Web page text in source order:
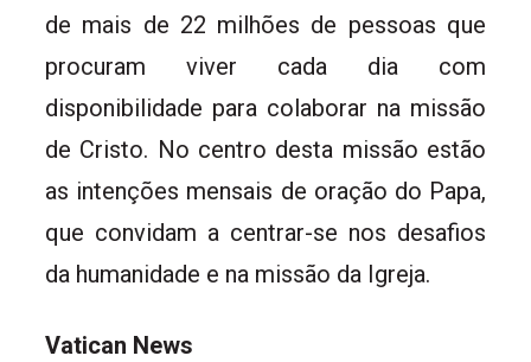
de mais de 22 milhões de pessoas que
procuram viver cada dia com
disponibilidade para colaborar na missão
de Cristo. No centro desta missão estão
as intenções mensais de oração do Papa,
que convidam a centrar-se nos desafios
da humanidade e na missão da Igreja.
Vatican News